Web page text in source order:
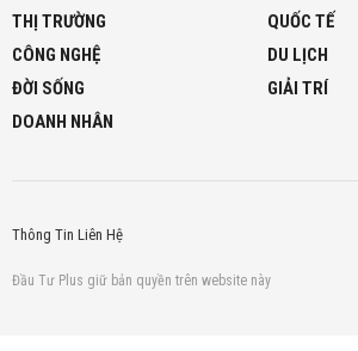
THỊ TRƯỜNG
QUỐC TẾ
CÔNG NGHỆ
DU LỊCH
ĐỜI SỐNG
GIẢI TRÍ
DOANH NHÂN
Thông Tin Liên Hệ
Đầu Tư Plus giữ bản quyền trên website này